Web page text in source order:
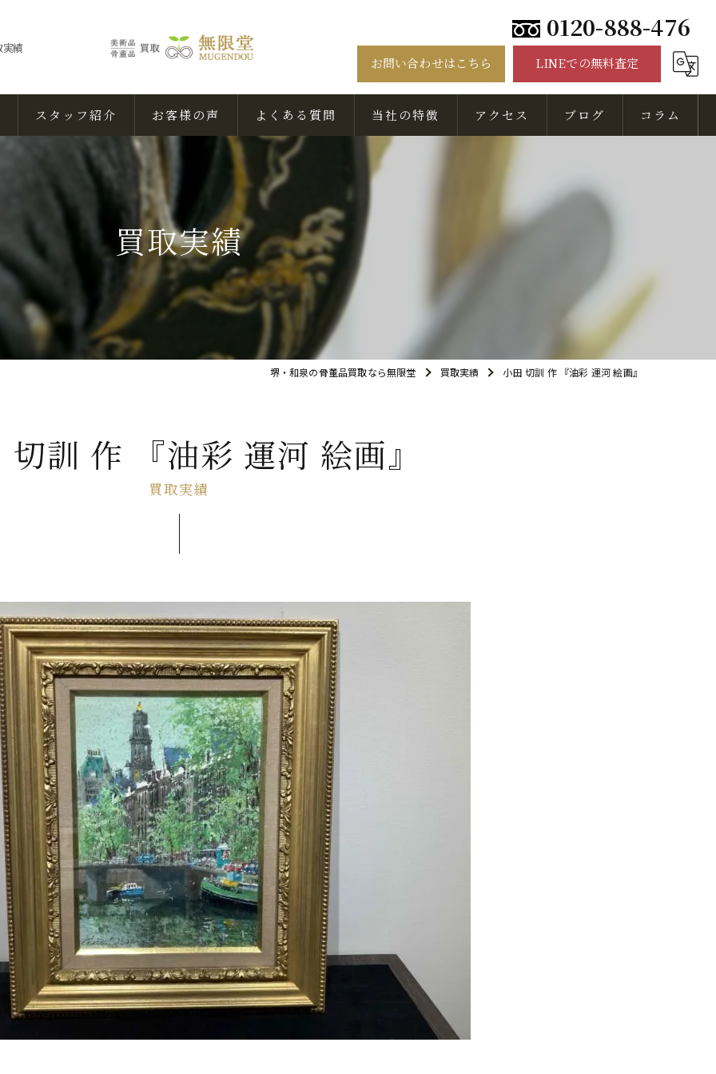
実績
0120-888-476
お問い合わせはこちら LINEでの無料査定
スタッフ紹介 お客様の声 よくある質問 当社の特徴
骨董品
美術品
アクセス ブログ コラム
買取実績
堺・和泉の骨董品買取なら無限堂 買取実績 小田 切訓 作 『油彩 運河 絵画』
買取実績
切訓 作 『油彩 運河 絵画』